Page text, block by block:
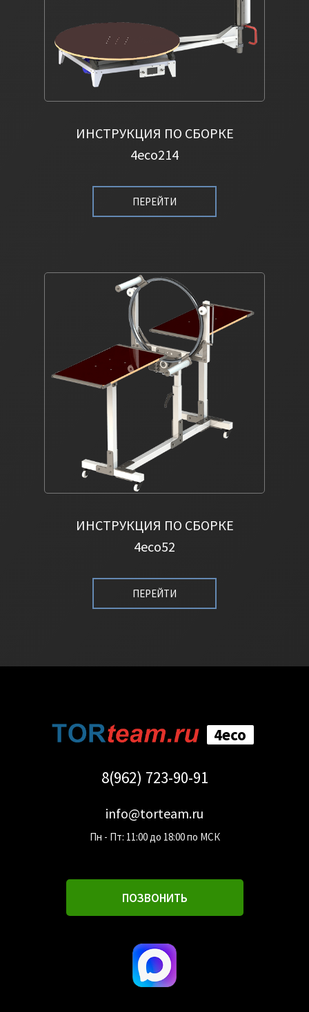
ИНСТРУКЦИЯ ПО СБОРКЕ
4eco214
ИНСТРУКЦИЯ ПО СБОРКЕ
4eco52
ПЕРЕЙТИ
ПЕРЕЙТИ
info@torteam.ru
8(962) 723-90-91
4eco
Пн - Пт: 11:00 до 18:00 по МСК
ПОЗВОНИТЬ